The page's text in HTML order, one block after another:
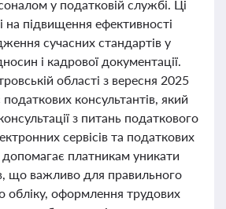
у податковій службі. Ці
на підвищення ефективності
сучасних стандартів у
і кадрової документації.
області з вересня 2025
консультантів, який
з питань податкового
сервісів та податкових
допомагає платникам уникати
що важливо для правильного
обліку, оформлення трудових